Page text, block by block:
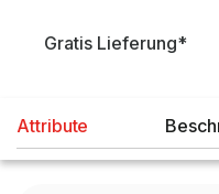
Gratis Lieferung*
Attribute